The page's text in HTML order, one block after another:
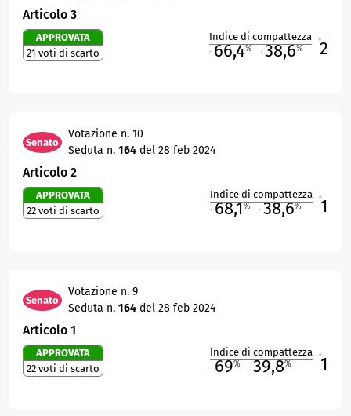
Articolo 3
APPROVATA
21 voti di scarto
Indice di compattezza
66,4% 38,6% 2
Senato
Votazione n. 10
Seduta n. 164 del 28 feb 2024
Articolo 2
APPROVATA
22 voti di scarto
Indice di compattezza
68,1% 38,6% 1
Senato
Votazione n. 9
Seduta n. 164 del 28 feb 2024
Articolo 1
APPROVATA
22 voti di scarto
Indice di compattezza
69% 39,8% 1